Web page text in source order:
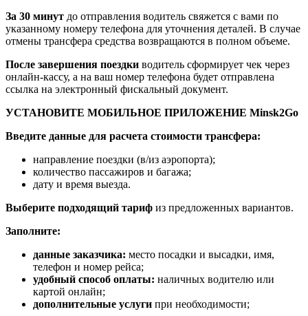
За 30 минут до отправления водитель свяжется с вами по
указанному номеру телефона для уточнения деталей. В случае
отмены трансфера средства возвращаются в полном объеме.
После завершения поездки водитель сформирует чек через
онлайн-кассу, а на ваш номер телефона будет отправлена
ссылка на электронный фискальный документ.
УСТАНОВИТЕ МОБИЛЬНОЕ ПРИЛОЖЕНИЕ Minsk2Go
Введите данные для расчета стоимости трансфера:
направление поездки (в/из аэропорта);
количество пассажиров и багажа;
дату и время выезда.
Выберите подходящий тариф из предложенных вариантов.
Заполните:
данные заказчика: место посадки и высадки, имя,
телефон и номер рейса;
удобный способ оплаты: наличных водителю или
картой онлайн;
дополнительные услуги при необходимости;